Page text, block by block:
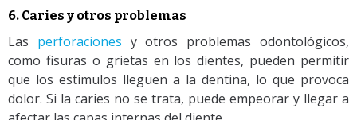
6. Caries y otros problemas
Las perforaciones y otros problemas odontológicos,
como fisuras o grietas en los dientes, pueden permitir
que los estímulos lleguen a la dentina, lo que provoca
dolor. Si la caries no se trata, puede empeorar y llegar a